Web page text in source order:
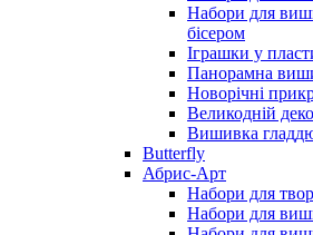
Набори для
бісером
Іграшки у
Панорамна
Новорічні
Великодній
Вишивка
Butterfly
Абрис-Арт
Набори для
Набори для